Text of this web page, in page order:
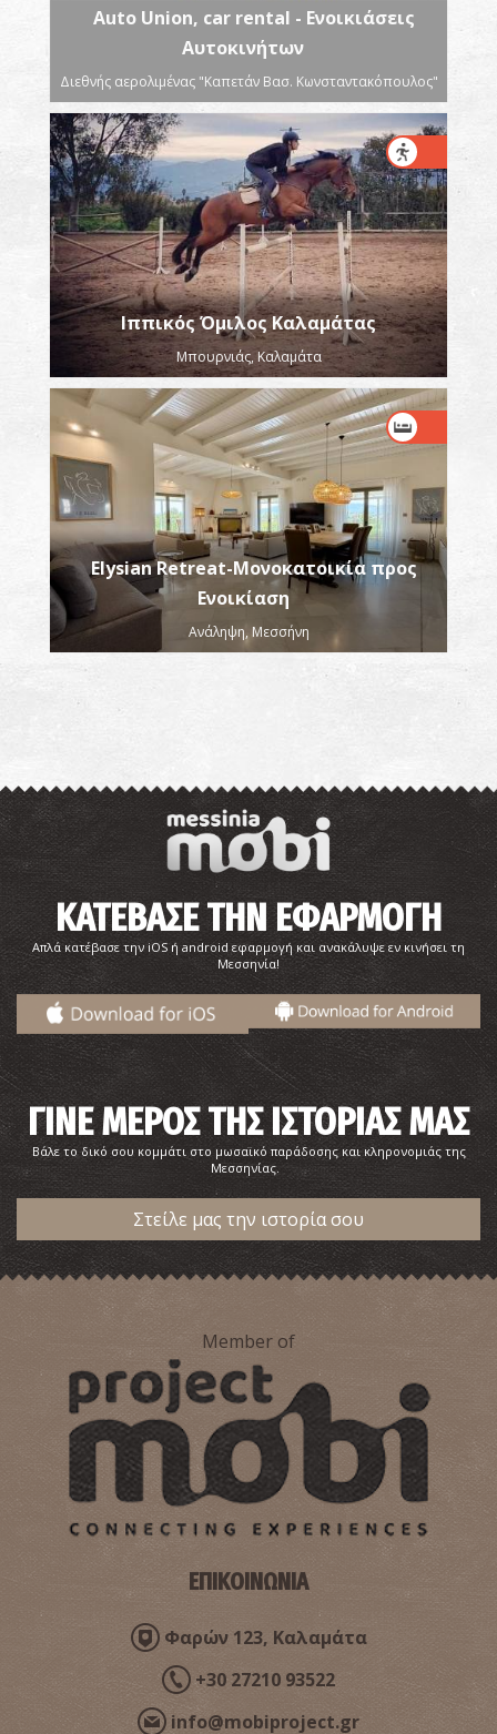
Auto Union, car rental - Ενοικιάσεις
Αυτοκινήτων
Διεθνής αερολιμένας "Καπετάν Βασ. Κωνσταντακόπουλος"
Ιππικός Όμιλος Καλαμάτας
Μπουρνιάς, Καλαμάτα
Elysian Retreat-Μονοκατοικία προς
Ενοικίαση
Ανάληψη, Μεσσήνη
ΚΑΤΕΒΑΣΕ ΤΗΝ ΕΦΑΡΜΟΓΗ
Απλά κατέβασε την iOS ή android εφαρμογή και ανακάλυψε εν κινήσει τη
Μεσσηνία!
ΓΙΝΕ ΜΕΡΟΣ ΤΗΣ ΙΣΤΟΡΙΑΣ ΜΑΣ
Βάλε το δικό σου κομμάτι στο μωσαϊκό παράδοσης και κληρονομιάς της
Μεσσηνίας.
Στείλε μας την ιστορία σου
Member of
ΕΠΙΚΟΙΝΩΝΙΑ
Φαρών 123, Καλαμάτα
+30 27210 93522
info@mobiproject.gr